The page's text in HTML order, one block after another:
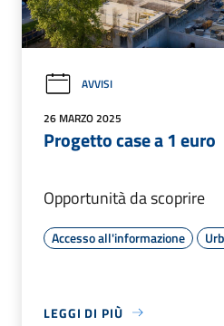
AVVISI
26 MARZO 2025
Progetto case a 1 euro
Opportunità da scoprire
Accesso all'informazione
LEGGI DI PIÙ